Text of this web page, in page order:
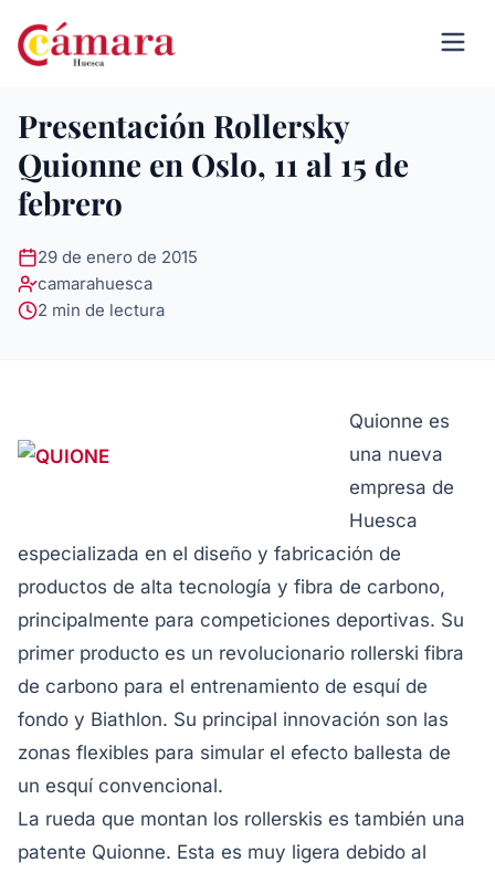
Presentación Rollersky
Quionne en Oslo, 11 al 15 de
febrero
29 de enero de 2015
camarahuesca
2 min de lectura
Quionne es
una nueva
empresa de
Huesca
especializada en el diseño y fabricación de
productos de alta tecnología y fibra de carbono,
principalmente para competiciones deportivas. Su
primer producto es un revolucionario rollerski fibra
de carbono para el entrenamiento de esquí de
fondo y Biathlon. Su principal innovación son las
zonas flexibles para simular el efecto ballesta de
un esquí convencional.
La rueda que montan los rollerskis es también una
patente Quionne. Esta es muy ligera debido al